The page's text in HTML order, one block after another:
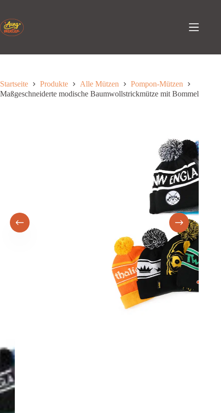
springen
Startseite Produkte Alle Mützen
Pompon-Mützen
Maßgeschneiderte modische Baumwollstrickmütze mit Bommel